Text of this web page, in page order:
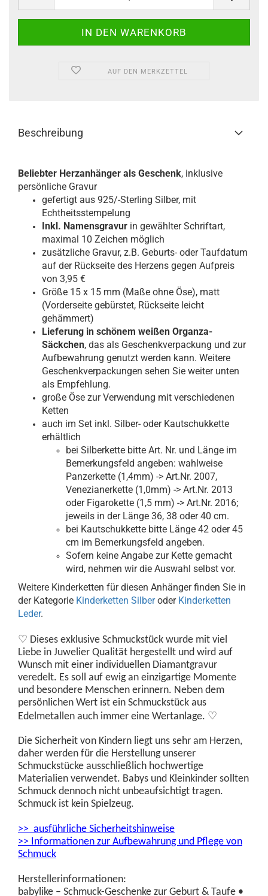
AUF DEN MERKZETTEL
Beschreibung
Beliebter Herzanhänger als Geschenk, inklusive
persönliche Gravur
gefertigt aus 925/-Sterling Silber, mit
Echtheitsstempelung
Inkl. Namensgravur in gewählter Schriftart,
maximal 10 Zeichen möglich
zusätzliche Gravur, z.B. Geburts- oder Taufdatum
auf der Rückseite des Herzens gegen Aufpreis
von 3,95 €
Größe 15 x 15 mm (Maße ohne Öse), matt
(Vorderseite gebürstet, Rückseite leicht
gehämmert)
Lieferung in schönem weißen Organza-
Säckchen, das als Geschenkverpackung und zur
Aufbewahrung genutzt werden kann. Weitere
Geschenkverpackungen sehen Sie weiter unten
als Empfehlung.
große Öse zur Verwendung mit verschiedenen
Ketten
auch im Set inkl. Silber- oder Kautschukkette
erhältlich
bei Silberkette bitte Art. Nr. und Länge im
Bemerkungsfeld angeben: wahlweise
Panzerkette (1,4mm) -> Art.Nr. 2007,
Venezianerkette (1,0mm) -> Art.Nr. 2013
oder Figarokette (1,5 mm) -> Art.Nr. 2016;
jeweils in der Länge 36, 38 oder 40 cm.
bei Kautschukkette bitte Länge 42 oder 45
cm im Bemerkungsfeld angeben.
Sofern keine Angabe zur Kette gemacht
wird, nehmen wir die Auswahl selbst vor.
Weitere Kinderketten für diesen Anhänger finden Sie in
der Kategorie Kinderketten Silberoder Kinderketten
Leder.
♡ Dieses exklusive Schmuckstück wurde mit viel
Liebe in Juwelier Qualität hergestellt und wird auf
Wunsch mit einer individuellen Diamantgravur
veredelt. Es soll auf ewig an einzigartige Momente
und besondere Menschen erinnern. Neben dem
persönlichen Wert ist ein Schmuckstück aus
Edelmetallen auch immer eine Wertanlage. ♡
Die Sicherheit von Kindern liegt uns sehr am Herzen,
daher werden für die Herstellung unserer
Schmuckstücke ausschließlich hochwertige
Materialien verwendet. Babys und Kleinkinder sollten
Schmuck dennoch nicht unbeaufsichtigt tragen.
Schmuck ist kein Spielzeug.
>> ausführliche Sicherheitshinweise
>> Informationen zur Aufbewahrung und Pflege von
Schmuck
Herstellerinformationen:
babylike – Schmuck-Geschenke zur Geburt & Taufe •